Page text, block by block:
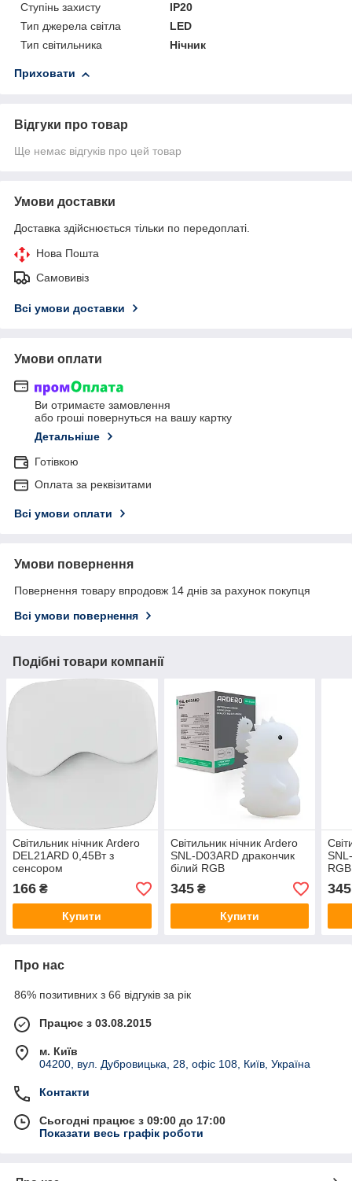
Ступінь захисту
IP20
Тип джерела світла
LED
Тип світильника
Нічник
Приховати
Відгуки про товар
Ще немає відгуків про цей товар
Умови доставки
Доставка здійснюється тільки по передоплаті.
Нова Пошта
Самовивіз
Всі умови доставки
Умови оплати
Ви отримаєте замовлення
або гроші повернуться на вашу картку
Детальніше
Готівкою
Оплата за реквізитами
Всі умови оплати
Умови повернення
Повернення товару впродовж 14 днів за рахунок покупця
Всі умови повернення
Подібні товари компанії
Світильник нічник Ardero
DEL21ARD 0,45Вт з
сенсором
166 ₴
Купити
Світильник нічник Ardero
SNL-D03ARD дракончик
білий RGB
345₴
Купити
RGB
345
Про нас
86% позитивних з 66 відгуків за рік
Працює з 03.08.2015
м. Київ
04200, вул. Дубровицька, 28, офіс 108, Київ, Україна
Контакти
Сьогодні працює з 09:00 до 17:00
Показати весь графік роботи